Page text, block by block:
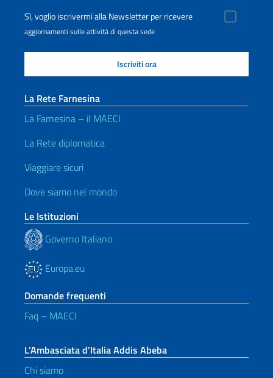
Sì, voglio iscrivermi alla Newsletter per ricevere
aggiornamenti sulle attività di questa sede
La Rete Farnesina
La Farnesina – il MAECI
La Rete diplomatica
Viaggiare sicuri
Dove siamo nel mondo
Le Istituzioni
Governo Italiano
Europa.eu
Domande frequenti
Faq – MAECI
L’Ambasciata d’Italia Addis Abeba
Chi siamo